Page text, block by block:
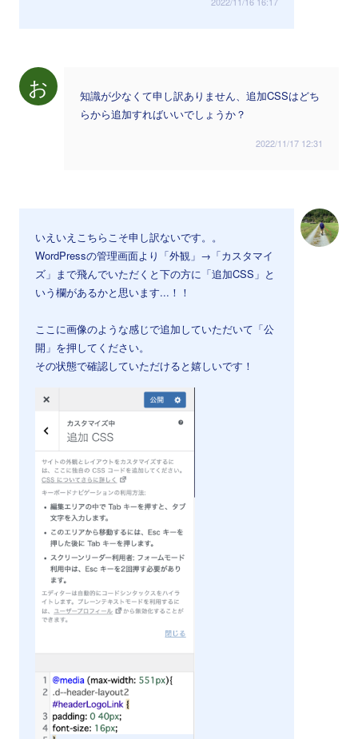
お
知識が少なくて申し訳ありません、追加CSSはどち
らから追加すればいいでしょうか？
2022/11/17 12:31
いえいえこちらこそ申し訳ないです。。
WordPressの管理画面より「外観」→「カスタマイ
ズ」まで飛んでいただくと下の方に「追加CSS」と
いう欄があるかと思います...！！
ここに画像のような感じで追加していただいて「公
開」を押してください。
その状態で確認していただけると嬉しいです！